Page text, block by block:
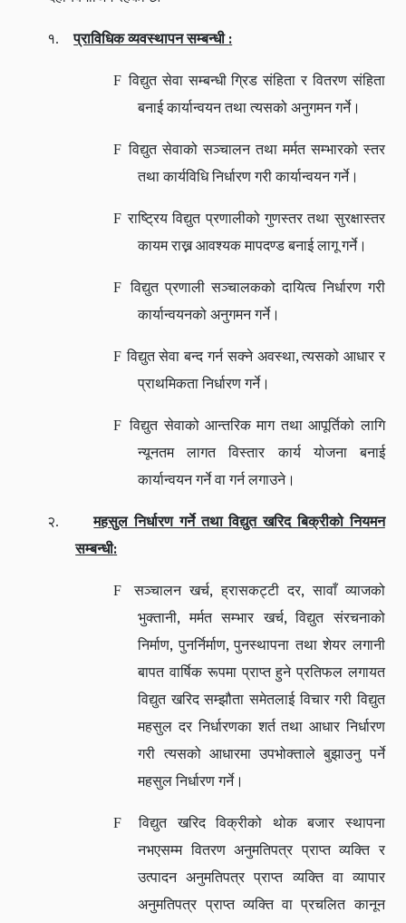
१. प्राविधिक व्यवस्थापन सम्बन्धी:
F विद्युत सेवा सम्बन्धी ग्रिड संहिता र वितरण संहिता
बनाई कार्यान्वयन तथा त्यसको अनुगमन गर्ने।
F विद्युत सेवाको सञ्चालन तथा मर्मत सम्भारको स्तर
तथा कार्यविधि निर्धारण गरी कार्यान्वयन गर्ने।
F राष्ट्रिय विद्युत प्रणालीको गुणस्तर तथा सुरक्षास्तर
कायम राख्न आवश्यक मापदण्ड बनाई लागू गर्ने।
F विद्युत प्रणाली सञ्चालकको दायित्व निर्धारण गरी
कार्यान्वयनको अनुगमन गर्ने।
F विद्युत सेवा बन्द गर्न सक्ने अवस्था,त्यसको आधार र
प्राथमिकता निर्धारण गर्ने।
F विद्युत सेवाको आन्तरिक माग तथा आपूर्तिको लागि
न्यूनतम लागत विस्तार कार्य योजना बनाई
कार्यान्वयन गर्ने वा गर्न लगाउने।
२.
महसुल निर्धारण गर्ने तथा विद्युत खरिद बिक्रीको नियमन
सम्बन्धी:
F सञ्चालन खर्च,ह्रासकट्टी दर, सावाँ व्याजको
भुक्तानी,मर्मत सम्भार खर्च,विद्युत संरचनाको
निर्माण,पुनर्निर्माण,पुनस्थापना तथा शेयर लगानी
बापत वार्षिक रूपमा प्राप्त हुने प्रतिफल लगायत
विद्युत खरिद सम्झौता समेतलाई विचार गरी विद्युत
महसुल दर निर्धारणका शर्त तथा आधार निर्धारण
गरी त्यसको आधारमा उपभोक्ताले बुझाउनु पर्ने
महसुल निर्धारण गर्ने।
F
विद्युत खरिद विक्रीको थोक बजार स्थापना
नभएसम्म वितरण अनुमतिपत्र प्राप्त व्यक्ति र
उत्पादन अनुमतिपत्र प्राप्त व्यक्ति वा व्यापार
अनुमतिपत्र प्राप्त व्यक्ति वा प्रचलित कानून